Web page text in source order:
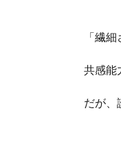
「繊
共感能
だが、